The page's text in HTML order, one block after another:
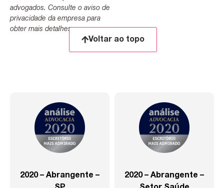
advogados. Consulte o aviso de
privacidade da empresa para
obter mais detalhes.
Voltar ao topo
2020 – Abrangente –
2020 – Abrangente –